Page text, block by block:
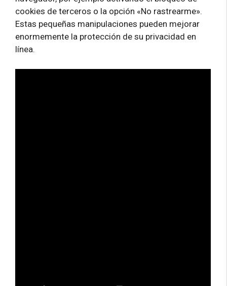
cookies de terceros o la opción «No rastrearme».
Estas pequeñas manipulaciones pueden mejorar
enormemente la protección de su privacidad en
línea.